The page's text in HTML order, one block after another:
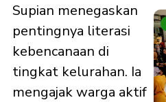
Supian menegaskan
pentingnya literasi
kebencanaan di
tingkat kelurahan. Ia
mengajak warga aktif